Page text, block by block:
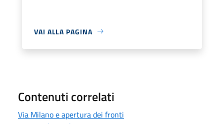
VAI ALLA PAGINA
Contenuti correlati
Via Milano e apertura dei fronti